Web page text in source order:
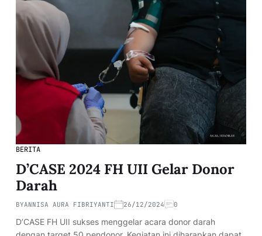
BERITA
D’CASE 2024 FH UII Gelar Donor
Darah
BYANNISA AURA FIBRIYANTI 26/12/2024 0
D’CASE FH UII sukses menggelar acara donor darah